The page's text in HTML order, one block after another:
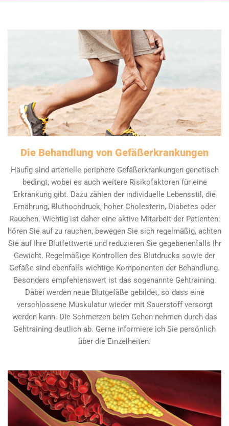
Die Behandlung von Gefäßerkrankungen
Häufig sind arterielle periphere Gefäßerkrankungen genetisch
bedingt, wobei es auch weitere Risikofaktoren für eine
Erkrankung gibt. Dazu zählen der individuelle Lebensstil, die
Ernährung, Bluthochdruck, hoher Cholesterin, Diabetes oder
Rauchen. Wichtig ist daher eine aktive Mitarbeit der Patienten:
hören Sie auf zu rauchen, bewegen Sie sich regelmäßig, achten
Sie auf Ihre Blutfettwerte und reduzieren Sie gegebenenfalls Ihr
Gewicht. Regelmäßige Kontrollen des Blutdrucks sowie der
Gefäße sind ebenfalls wichtige Komponenten der Behandlung.
Besonders empfehlenswert ist das sogenannte Gehtraining.
Dabei werden neue Blutgefäße gebildet, so dass eine
verschlossene Muskulatur wieder mit Sauerstoff versorgt
werden kann. Die Schmerzen beim Gehen nehmen durch das
Gehtraining deutlich ab. Gerne informiere ich Sie persönlich
über die Einzelheiten.